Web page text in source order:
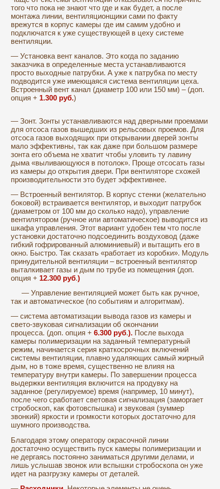
того что пока не знают что где и как будет, а после
монтажа линии, вентиляционщики сами по факту
врежутся в корпус камеры где им самим удобно и
подключатся к уже существующей в цеху системе
вентиляции.
— Установка вент каналов. Это когда по заданию
заказчика в определенные места устанавливаются
просто выходные патрубки. А уже к патрубка по месту
подводится уже имеющаяся система вентиляции цеха.
Встроенный вент канал (диаметр 100 или 150 мм) – (доп.
опция + 1.300 руб.)
— Зонт. Зонты устанавливаются над дверными проемами
для отсоса газов вышедших из рельсовых проемов. Для
отсоса газов выходящих при открывании дверей зонты
мало эффективны, так как даже при большом размере
зонта его объема не хватит чтобы уловить ту лавину
дыма «выливающуюся в потолок». Проще отсосать газы
из камеры до открытия двери. При вентиляторе схожей
производительности это будет эффективнее.
— Встроенный вентилятор. В корпус стенки (желательно
боковой) встраивается вентилятор, и выходит патрубок
(диаметром от 100 мм до сколько надо), управление
вентилятором (ручное или автоматическое) выводится из
шкафа управления. Этот вариант удобен тем что после
установки достаточно подсоединить воздуховод (даже
гибкий гофрированный алюминиевый) и вытащить его в
окно. Быстро. Так сказать «работает из коробки». Модуль
принудительной вентиляции – встроенный вентилятор
выталкивает газы и дым по трубе из помещения (доп.
опция + 12.300 руб.)
— Управление вентиляцией может быть как ручное,
так и автоматическое (по событиям и алгоритмам).
— система автоматизации вывода газов из камеры и
свето-звуковая сигнализации об окончании
процесса. (доп. опция +6.300 руб.). После выхода
камеры полимеризации на заданный температурный
режим, начинается серия краткосрочных включений
системы вентиляции, плавно удаляющих самый жирный
дым, но в тоже время, существенно не влияя на
температуру внутри камеры. По завершении процесса
выдержки вентиляция включится на продувку на
заданное (регулируемое) время (например, 10 минут),
после чего сработает световая сигнализация (заморгает
стробоскоп, как фотовспышка) и звуковая (зуммер
звонкий) яркости и громкости которых достаточно для
шумного производства.
Благодаря этому оператору окрасочной линии
достаточно осуществить пуск камеры полимеризации и
не дергаясь постоянно заниматься другими делами, и
лишь услышав звонок или вспышки стробоскопа он уже
идет на разгрузку камеры от деталей.